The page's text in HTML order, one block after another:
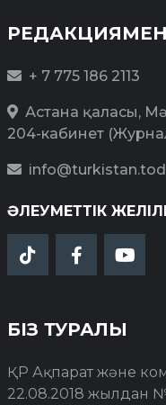
+ 7 775 186 2113
Астана қаласы,
204-кабинет
ӘЛЕУМЕТТІК
БІЗ ТУРАЛЫ
ҚР Ақпарат және
22.08.2018 жылдан